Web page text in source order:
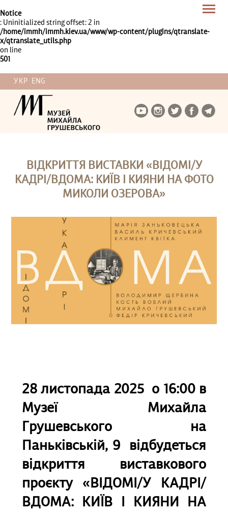
Notice
: Uninitialized string offset: 2 in
/home/immh/immh.kiev.ua/www/wp-content/plugins/qtranslate-
x/qtranslate_utils.php
on line
501
УКР ENG
ВІДКРИТТЯ ВИСТАВКИ «ВІДОМІ/У
КАДРІ/ВДОМА: КИЇВ І КИЯНИ НА ФОТО
МИКОЛИ ОЗЕРОВА»
28 листопада 2025 о 16:00в
Музеї Михайла
Грушевського на
Паньківській, 9 відбудеться
відкриття виставкового
проєкту «ВІДОМІ/У КАДРІ/
ВДОМА: КИЇВ І КИЯНИ НА